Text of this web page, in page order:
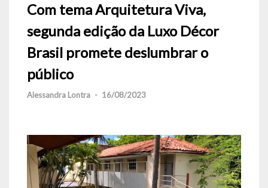
Com tema Arquitetura Viva,
segunda edição da Luxo Décor
Brasil promete deslumbrar o
público
Alessandra Lontra - 16/08/2023